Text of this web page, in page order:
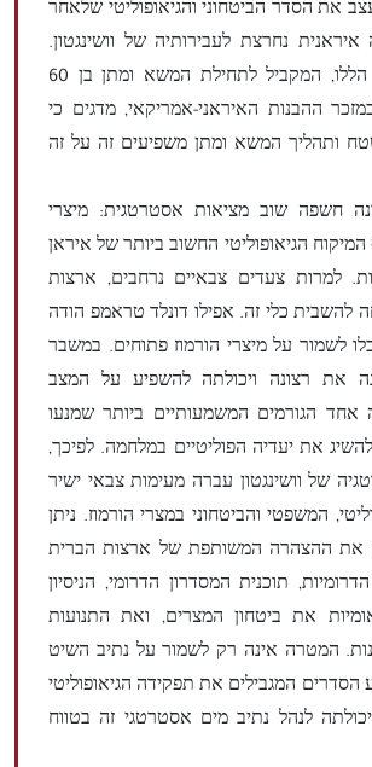
את הסדר הביטחוני והגיאופוליטי שלאחר
נחרצת לעבירותיה של וושינגטון.
עיתוי האירועים הללו, המקביל לתחילת המשא ומתן בן 60
ההבנות האיראני-אמריקאי, מדגים כי
ותהליך המשא ומתן משפיעים זה על זה
חשפה שוב מציאות אסטרטגית: מיצרי
המיקוח הגיאופוליטי החשוב ביותר של איראן
למרות צעדים צבאיים נרחבים, ארצות
להשבית כלי זה. אפילו דונלד טראמפ הודה
לשמור על מיצרי הורמוז פתוחים. במשבר
את רצונה ויכולתה להשפיע על המצב
אחד הגורמים המשמעותיים ביותר שמנעו
את יעדיה הפוליטיים במלחמה. לפיכך,
של וושינגטון עברה מעימות צבאי ישיר
המשפטי והביטחוני במצרי הורמוז. ניתן
את ההצהרה המשותפת של ארצות הברית
תוכנית המסדרון הדרומי, הניסיון
את ביטחון המצרים, ואת התנועות
המטרה אינה רק לשמור על נתיב השיט
הסדרים המגבילים את תפקידה הגיאופוליטי
לנהל נתיב מים אסטרטגי זה בטווח